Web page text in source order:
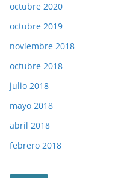
octubre 2020
octubre 2019
noviembre 2018
octubre 2018
julio 2018
mayo 2018
abril 2018
febrero 2018